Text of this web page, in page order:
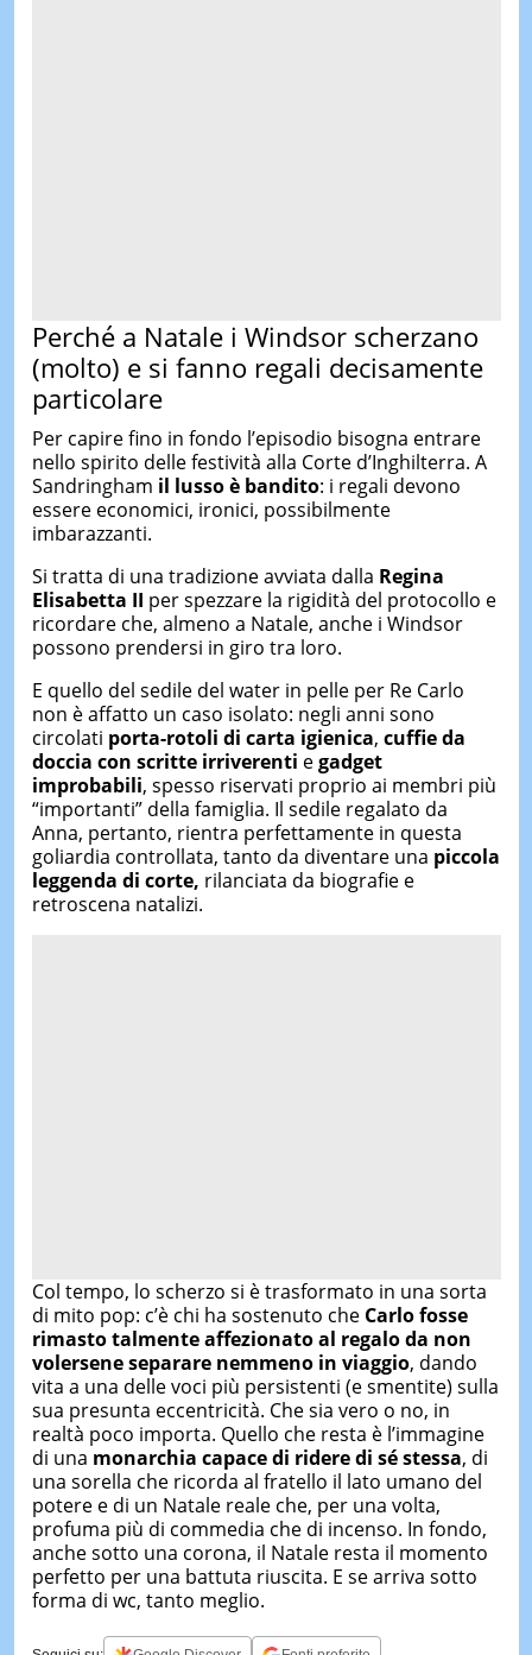
Perché a Natale i Windsor scherzano
(molto) e si fanno regali decisamente
particolare
Per capire fino in fondo l’episodio bisogna entrare
nello spirito delle festività alla Corte d’Inghilterra. A
Sandringham il lusso è bandito: i regali devono
essere economici, ironici, possibilmente
imbarazzanti.
Si tratta di una tradizione avviata dalla Regina
Elisabetta II per spezzare la rigidità del protocollo e
ricordare che, almeno a Natale, anche i Windsor
possono prendersi in giro tra loro.
E quello del sedile del water in pelle per Re Carlo
non è affatto un caso isolato: negli anni sono
circolati porta-rotoli di carta igienica, cuffie da
doccia con scritte irriverenti egadget
improbabili, spesso riservati proprio ai membri più
“importanti” della famiglia. Il sedile regalato da
Anna, pertanto, rientra perfettamente in questa
goliardia controllata, tanto da diventare una piccola
leggenda di corte, rilanciata da biografie e
retroscena natalizi.
Col tempo, lo scherzo si è trasformato in una sorta
di mito pop: c’è chi ha sostenuto che Carlo fosse
rimasto talmente affezionato al regalo da non
volersene separare nemmeno in viaggio, dando
vita a una delle voci più persistenti (e smentite) sulla
sua presunta eccentricità. Che sia vero o no, in
realtà poco importa. Quello che resta è l’immagine
di una monarchia capace di ridere di sé stessa, di
una sorella che ricorda al fratello il lato umano del
potere e di un Natale reale che, per una volta,
profuma più di commedia che di incenso. In fondo,
anche sotto una corona, il Natale resta il momento
perfetto per una battuta riuscita. E se arriva sotto
forma di wc, tanto meglio.